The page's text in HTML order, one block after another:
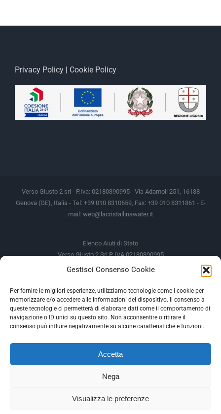
Gestisci Consenso Cookie
Per fornire le migliori esperienze, utilizziamo tecnologie come i cookie per
memorizzare e/o accedere alle informazioni del dispositivo. Il consenso a
queste tecnologie ci permetterà di elaborare dati come il comportamento di
navigazione o ID unici su questo sito. Non acconsentire o ritirare il
consenso può influire negativamente su alcune caratteristiche e funzioni.
Accetta
Nega
Visualizza le preferenze
Privacy Policy Cookie Policy
Verso Giusto 2 srl - P.Iva: 02180390995 - Via Adamoli 251, 16138
Genova (GE), Italia - Tel: +39 010 8310659, Fax: +39 010 8311861 - E-
mail: web@lacristallinawater.it
Elenco Aiuti di Stato
Verso Giusto 2 Srl P IVA 02180390995
Soggetto Erogante
Somma Incassata
Agenzia delle Entrate
49.338,00 €
Agenzia delle Entrate
49.338,00 €
M.I.S.E
935,34 €
Gli altri aiuti di Stato sono consultabili sul REGISTRO NAZIONALE
--